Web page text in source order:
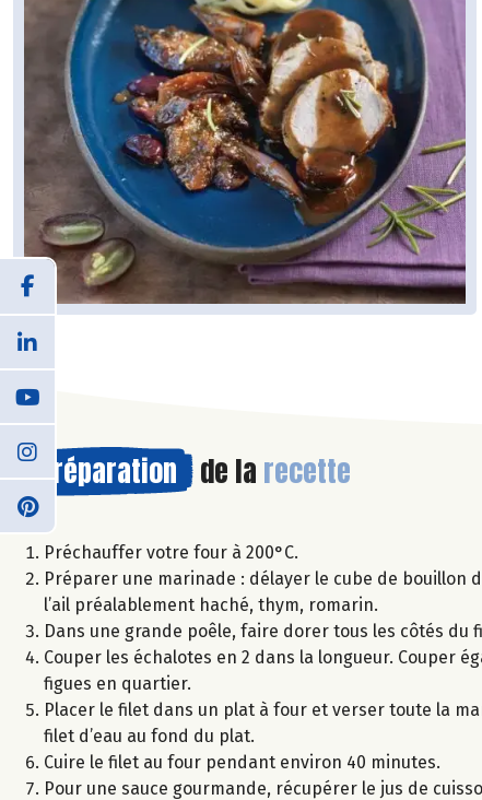
Préparation de la recette
Préchauffer votre four à 200°C.
Préparer une marinade : délayer le cube de bouillon
l’ail préalablement haché, thym, romarin.
Dans une grande poêle, faire dorer tous les côtés du
Couper les échalotes en 2 dans la longueur. Couper
figues en quartier.
Placer le filet dans un plat à four et verser toute la
filet d’eau au fond du plat.
Cuire le filet au four pendant environ 40 minutes.
Pour une sauce gourmande, récupérer le jus de